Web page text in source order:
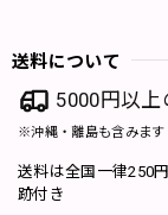
送料について
5000円以
※沖縄・離島も含みます
送料は全国一律250
跡付き